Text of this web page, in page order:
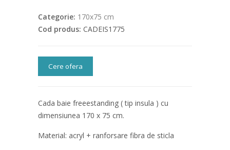
Categorie: 170x75 cm
Cod produs: CADEIS1775
Cere ofera
Cada baie freeestanding ( tip insula ) cu
dimensiunea 170 x 75 cm.
Material: acryl + ranforsare fibra de sticla